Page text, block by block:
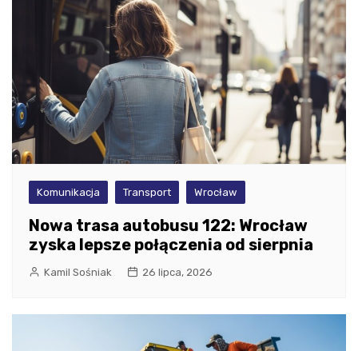
Komunikacja Transport Wrocław
Nowa trasa autobusu 122: Wrocław
zyska lepsze połączenia od sierpnia
Kamil Sośniak 26 lipca, 2026